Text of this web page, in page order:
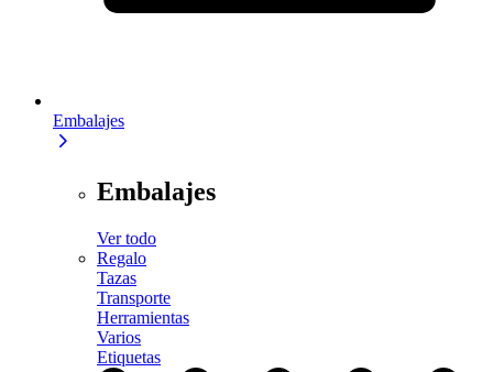
Embalajes
Embalajes
Ver todo
Regalo
Tazas
Transporte
Herramientas
Varios
Etiquetas